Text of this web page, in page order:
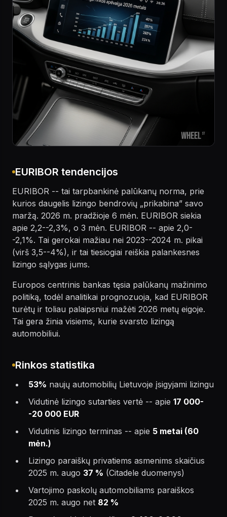
EURIBOR tendencijos
EURIBOR -- tai tarpbankinė palūkanų norma, prie
kurios daugelis lizingo bendrovių „prikabina” savo
maržą. 2026 m. pradžioje 6 mėn. EURIBOR siekia
apie 2,2--2,3%, o 3 mėn. EURIBOR -- apie 2,0-
-2,1%. Tai gerokai mažiau nei 2023--2024 m. pikai
(virš 3,5--4%), ir tai tiesiogiai reiškia palankesnes
lizingo sąlygas jums.
Europos centrinis bankas tęsia palūkanų mažinimo
politiką, todėl analitikai prognozuoja, kad EURIBOR
turėtų ir toliau palaipsniui mažėti 2026 metų eigoje.
Tai gera žinia visiems, kurie svarsto lizingą
automobiliui.
Rinkos statistika
53% naujų automobilių Lietuvoje įsigyjami lizingu
Vidutinė lizingo sutarties vertė -- apie 17 000-
-20 000 EUR
Vidutinis lizingo terminas -- apie 5 metai (60
mėn.)
Lizingo paraiškų privatiems asmenims skaičius
2025 m. augo 37 % (Citadele duomenys)
Vartojimo paskolų automobiliams paraiškos
2025 m. augo net 82 %